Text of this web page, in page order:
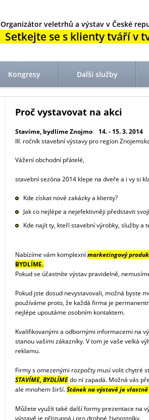
Organizátor veletrhů a výstav v České
Setkejte se s klienty tváří v
Kongresy Další služby
Proč vystavovat na akci
Stavíme, bydlíme Znojmo 14. - 15. 3. 2014
III. ročník stavební výstavy pro region
Vážení obchodní přátelé,
stavební sezóna 2014 klepe na dveře a i vy si
Kde získat nové zakázky a klienty?
Jak co nejlépe a nejefektivněji představit
Kde najít ty, kteří stavební výrobky, služby a
Nabízíme vám komplexnímarketingový
BYDLÍME.
Pokud se účastníte výstav pravidelně,
Pokud jste dosud nevystavovali, možná byste
používáme proto, že každá firma je
nejlépe upoutáme osobním kontaktem.
Kvalifikovanými a odbornými informacemi na
stanou vašimi zákazníky. V tom je vaše velká
reklamu.
Firmy s omezenými rozpočty musí volit chytré
STAVÍME, BYDLÍMEdo ní zapadá. Možná vás
ale mnohem širší.Stánek na výstavě je
Můžete využít také další formy prezentace na
výstavě je přístupná i pro drobné živnostníky.